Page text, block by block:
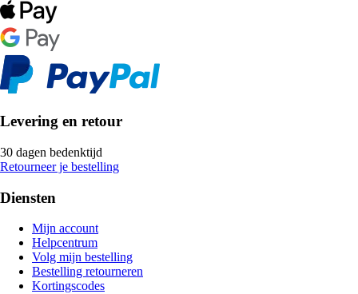
Levering en retour
30 dagen bedenktijd
Retourneer je bestelling
Diensten
Mijn account
Helpcentrum
Volg mijn bestelling
Bestelling retourneren
Kortingscodes